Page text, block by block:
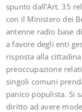
spunto dall’Art. 35
con il Ministero dei
antenne radio base
a favore degli enti
risposta alla
preoccupazione
singoli comuni
panico populista. Si
diritto ad avere